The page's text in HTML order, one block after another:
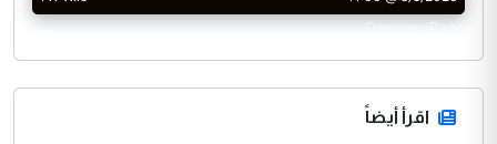
CurrencyRate
اقرأ أيضاً